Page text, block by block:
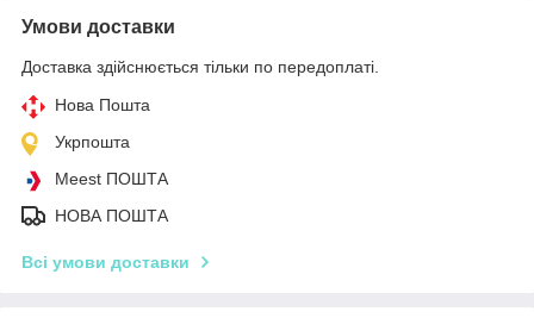
Умови доставки
Доставка здійснюється тільки по передоплаті.
Нова Пошта
Укрпошта
Meest ПОШТА
НОВА ПОШТА
Всі умови доставки